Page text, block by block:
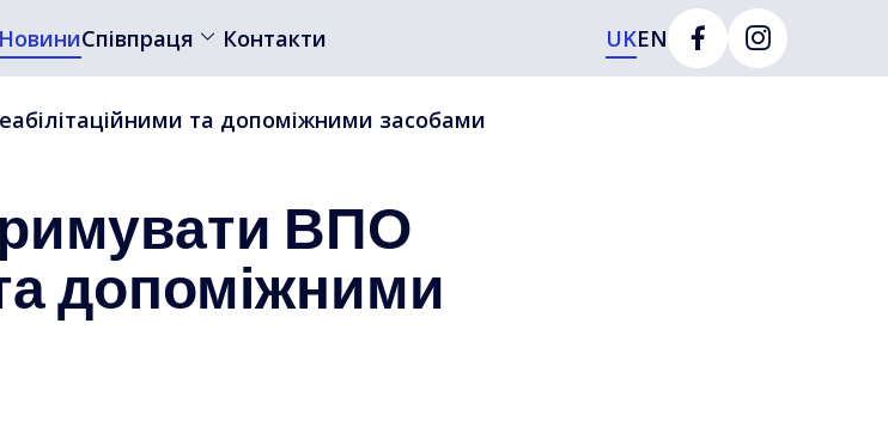
НовиниСпівпраця Контакти UKEN
та допоміжними засобами
ВПО
допоміжними